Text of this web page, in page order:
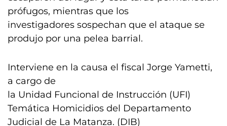
prófugos, mientras que los
investigadores sospechan que el ataque se
produjo por una pelea barrial.
Interviene en la causa el fiscal Jorge Yametti,
a cargo de
la Unidad Funcional de Instrucción (UFI)
Temática Homicidios del Departamento
Judicial de La Matanza. (DIB)